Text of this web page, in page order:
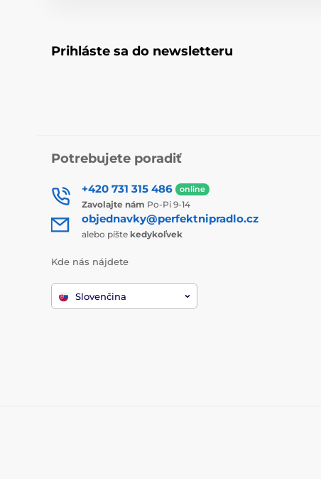
Prihláste sa do newsletteru
Potrebujete poradiť
+420 731 315 486 online
Zavolajte nám Po-Pi 9-14
objednavky@perfektnipradlo.cz
alebo píšte kedykoľvek
Kde nás nájdete
Slovenčina